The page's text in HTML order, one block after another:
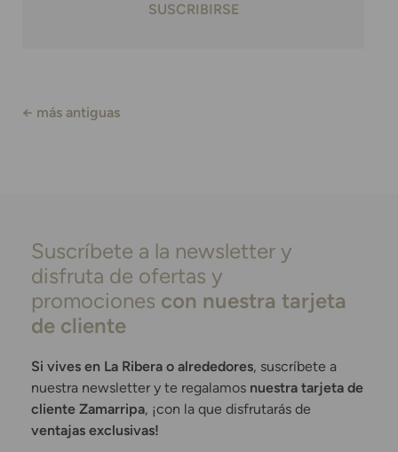
SUSCRIBIRSE
← más antiguas
Suscríbete a la newsletter y
disfruta de ofertas y
promociones con nuestra tarjeta
de cliente
Si vives en La Ribera o alrededores, suscríbete a
nuestra newsletter y te regalamos nuestra tarjeta de
cliente Zamarripa, ¡con la que disfrutarás de
ventajas exclusivas!